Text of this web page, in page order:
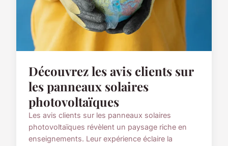
Découvrez les avis clients sur
les panneaux solaires
photovoltaïques
Les avis clients sur les panneaux solaires
photovoltaïques révèlent un paysage riche en
enseignements. Leur expérience éclaire la